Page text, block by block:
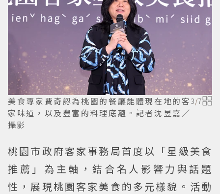
美食專家費奇認為桃園的餐廳能體現在地的客
家味道，以及豐富的料理底蘊。記者沈昱嘉／
攝影
3/7
桃園市政府客家事務局首度以「星級美食
推薦」為主軸，結合名人影響力與話題
性，展現桃園客家美食的多元樣貌。活動